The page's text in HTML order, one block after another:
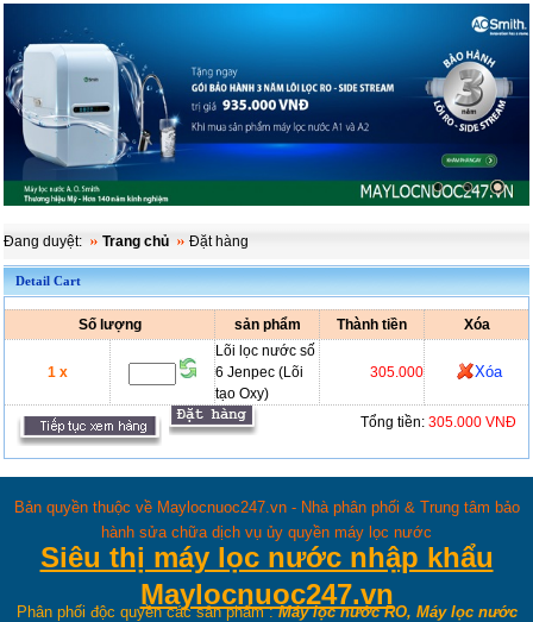
▼
Đang duyệt: Trang chủ Đặt hàng
Detail Cart
Số lượng sản phẩm Thành tiền Xóa
1 x
Lõi lọc nước số
6 Jenpec (Lõi
tạo Oxy)
305.000 Xóa
Tổng tiền: 305.000 VNĐ
Bản quyền thuộc về Maylocnuoc247.vn - Nhà phân phối & Trung tâm bảo
hành sửa chữa dịch vụ ủy quyền máy lọc nước
Siêu thị máy lọc nước nhập khẩu
Maylocnuoc247.vn
Phân phối độc quyền các sản phẩm :Máy lọc nước RO, Máy lọc nước